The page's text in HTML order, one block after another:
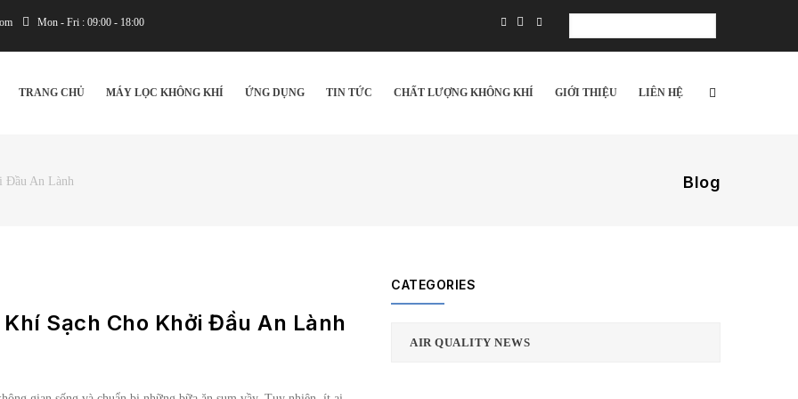
Mon - Fri : 09:00 - 18:00
your
TRANG CHỦ MÁY LỌC KHÔNG KHÍ ỨNG DỤNG TIN TỨC CHẤT LƯỢNG KHÔNG KHÍ GIỚI THIỆU LIÊN HỆ
Blog
Đầu An Lành
Sạch Cho Khởi Đầu An Lành
CATEGORIES
AIR QUALITY NEWS